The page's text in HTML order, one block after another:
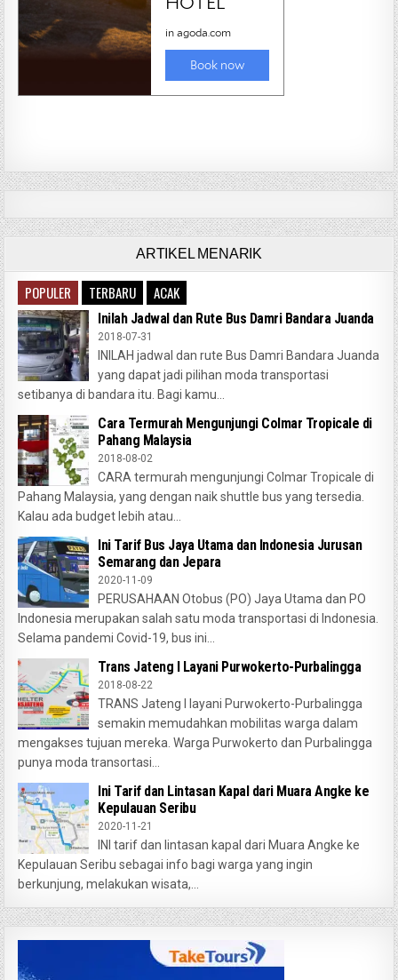
ARTIKEL MENARIK
POPULER TERBARU ACAK
Inilah Jadwal dan Rute Bus Damri Bandara Juanda
2018-07-31
INILAH jadwal dan rute Bus Damri Bandara Juanda
yang dapat jadi pilihan moda transportasi
setibanya di bandara itu. Bagi kamu...
Cara Termurah Mengunjungi Colmar Tropicale di
Pahang Malaysia
2018-08-02
CARA termurah mengunjungi Colmar Tropicale di
Pahang Malaysia, yang dengan naik shuttle bus yang tersedia.
Kalau ada budget lebih atau...
Ini Tarif Bus Jaya Utama dan Indonesia Jurusan
Semarang dan Jepara
2020-11-09
PERUSAHAAN Otobus (PO) Jaya Utama dan PO
Indonesia merupakan salah satu moda transportasi di Indonesia.
Selama pandemi Covid-19, bus ini...
Trans Jateng I Layani Purwokerto-Purbalingga
2018-08-22
TRANS Jateng I layani Purwokerto-Purbalingga
semakin memudahkan mobilitas warga dalam
mengakses tujuan mereka. Warga Purwokerto dan Purbalingga
punya moda transortasi...
Ini Tarif dan Lintasan Kapal dari Muara Angke ke
Kepulauan Seribu
2020-11-21
INI tarif dan lintasan kapal dari Muara Angke ke
Kepulauan Seribu sebagai info bagi warga yang ingin
berkunjung, melakukan wisata,...